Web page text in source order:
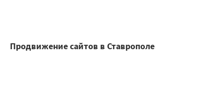
Продвижение сайтов в Ставрополе